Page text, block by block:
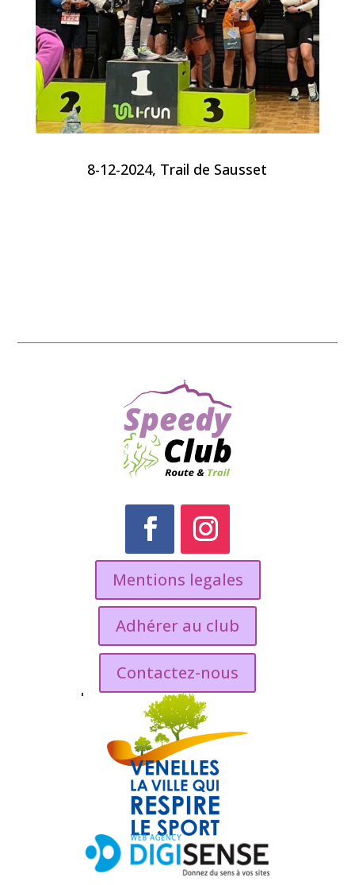
8-12-2024, Trail de Sausset
Mentions legales
Adhérer au club
Contactez-nous